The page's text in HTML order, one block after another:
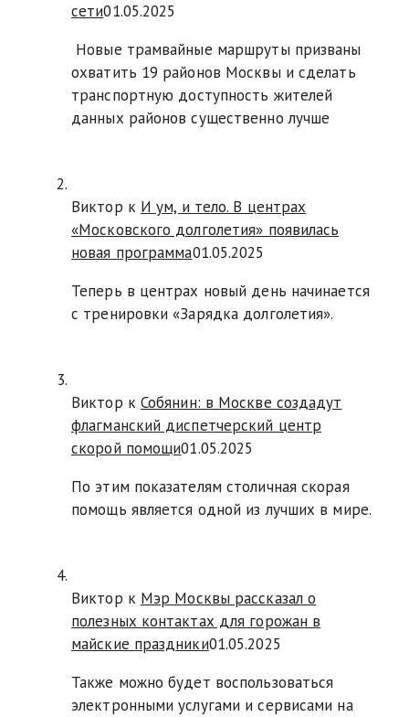
сети01.05.2025
Новые трамвайные маршруты призваны
охватить 19 районов Москвы и сделать
транспортную доступность жителей
данных районов существенно лучше
Виктор к И ум, и тело. В центрах
«Московского долголетия» появилась
новая программа01.05.2025
Теперь в центрах новый день начинается
с тренировки «Зарядка долголетия».
Виктор к Собянин: в Москве создадут
флагманский диспетчерский центр
скорой помощи01.05.2025
По этим показателям столичная скорая
помощь является одной из лучших в мире.
Виктор к Мэр Москвы рассказал о
полезных контактах для горожан в
майские праздники01.05.2025
Также можно будет воспользоваться
электронными услугами и сервисами на